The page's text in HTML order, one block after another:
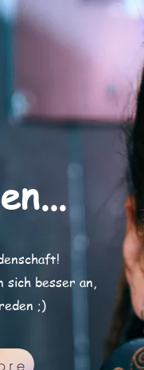
sich besser an,
;)